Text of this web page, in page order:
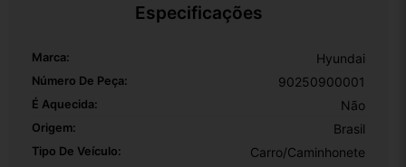
Especificações
Marca: Hyundai
Número De Peça: 90250900001
É Aquecida: Não
Origem: Brasil
Tipo De Veículo: Carro/Caminhonete